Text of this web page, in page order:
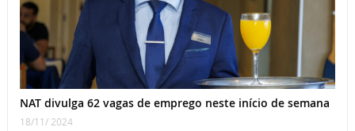
NAT divulga 62 vagas de emprego neste início de semana
18/11/ 2024